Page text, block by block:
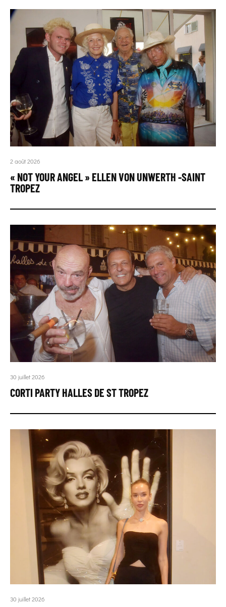
2 août 2026
« NOT YOUR ANGEL » ELLEN VON UNWERTH -SAINT
TROPEZ
30 juillet 2026
CORTI PARTY HALLES DE ST TROPEZ
30 juillet 2026